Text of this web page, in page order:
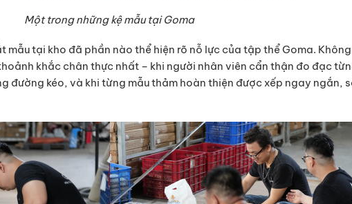
Một trong những kệ mẫu tại Goma
mẫu tại kho đã phần nào thể hiện rõ nỗ lực của tập thể Goma.
khắc chân thực nhất – khi người nhân viên cẩn thận đo đạc
đường kéo, và khi từng mẫu thảm hoàn thiện được xếp ngay ngắn,